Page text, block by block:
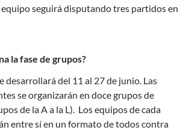
seguirá disputando tres partidos en
la fase de grupos?
desarrollará del 11 al 27 de junio. Las
se organizarán en doce grupos de
de la A a la L). Los equipos de cada
entre sí en un formato de todos contra